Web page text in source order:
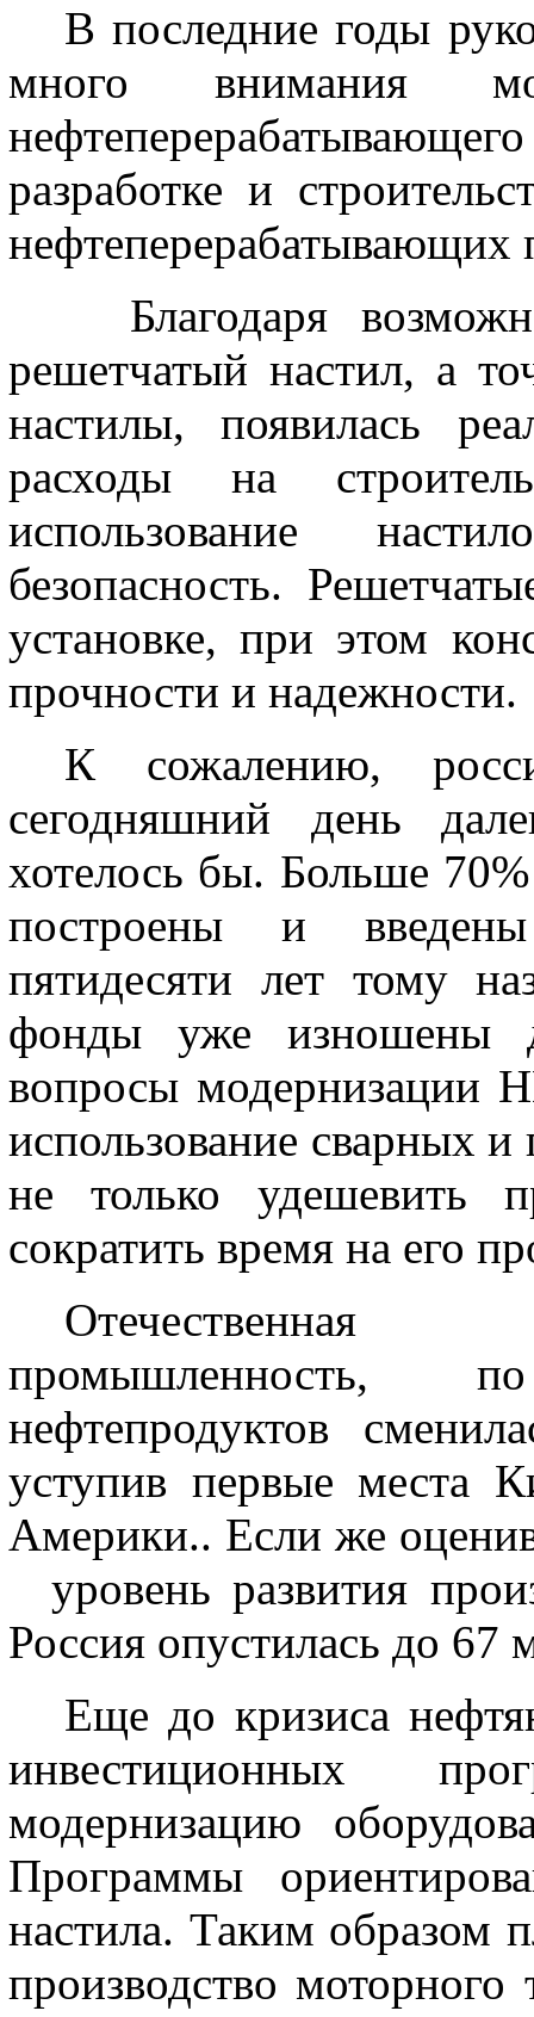
В последние годы
много внимания
разработке и
нефтеперерабатывающих
Благодаря
решетчатый настил, а
настилы, появилась
расходы на
использование
безопасность.
установке, при этом
прочности и надежности.
К сожалению,
сегодняшний день
хотелось бы. Больше
построены и
пятидесяти лет тому
фонды уже изношены
вопросы модернизации
использование сварных
не только удешевить
сократить время на его
Отечественная
промышленность,
нефтепродуктов
уступив первые места
Америки.. Если же
уровень развития
Россия опустилась до 67
Еще до кризиса
инвестиционных
модернизацию
Программы
настила. Таким образом
производство моторного